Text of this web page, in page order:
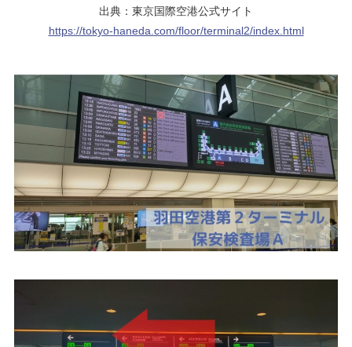
出典：東京国際空港公式サイト
https://tokyo-haneda.com/floor/terminal2/index.html